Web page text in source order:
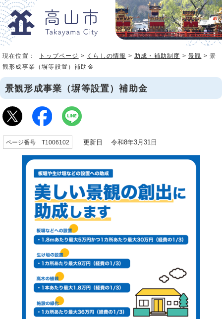
現在位置： トップページ > くらしの情報 >助成・補助制度 >景観 > 景
観形成事業（塀等設置）補助金
景観形成事業（塀等設置）補助金
ページ番号 T1006102 更新日 令和8年3月31日